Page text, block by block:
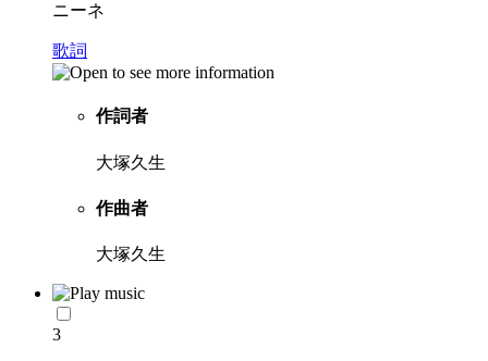
ニーネ
歌詞
作詞者
大塚久生
作曲者
大塚久生
3